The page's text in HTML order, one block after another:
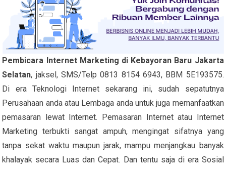
Pembicara Internet Marketing di Kebayoran Baru Jakarta
Selatan, jaksel, SMS/Telp 0813 8154 6943, BBM 5E193575.
Di era Teknologi Internet sekarang ini, sudah sepatutnya
Perusahaan anda atau Lembaga anda untuk juga memanfaatkan
pemasaran lewat Internet. Pemasaran Internet atau Internet
Marketing terbukti sangat ampuh, mengingat sifatnya yang
tanpa sekat waktu maupun jarak, mampu menjangkau banyak
khalayak secara Luas dan Cepat. Dan tentu saja di era Sosial